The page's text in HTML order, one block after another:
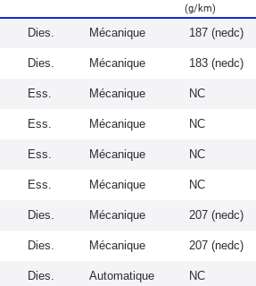
(g/km)
Dies. Mécanique 187 (nedc)
Dies. Mécanique 183 (nedc)
Ess. Mécanique NC
Ess. Mécanique NC
Ess. Mécanique NC
Ess. Mécanique NC
Dies. Mécanique 207 (nedc)
Dies. Mécanique 207 (nedc)
Dies. Automatique NC